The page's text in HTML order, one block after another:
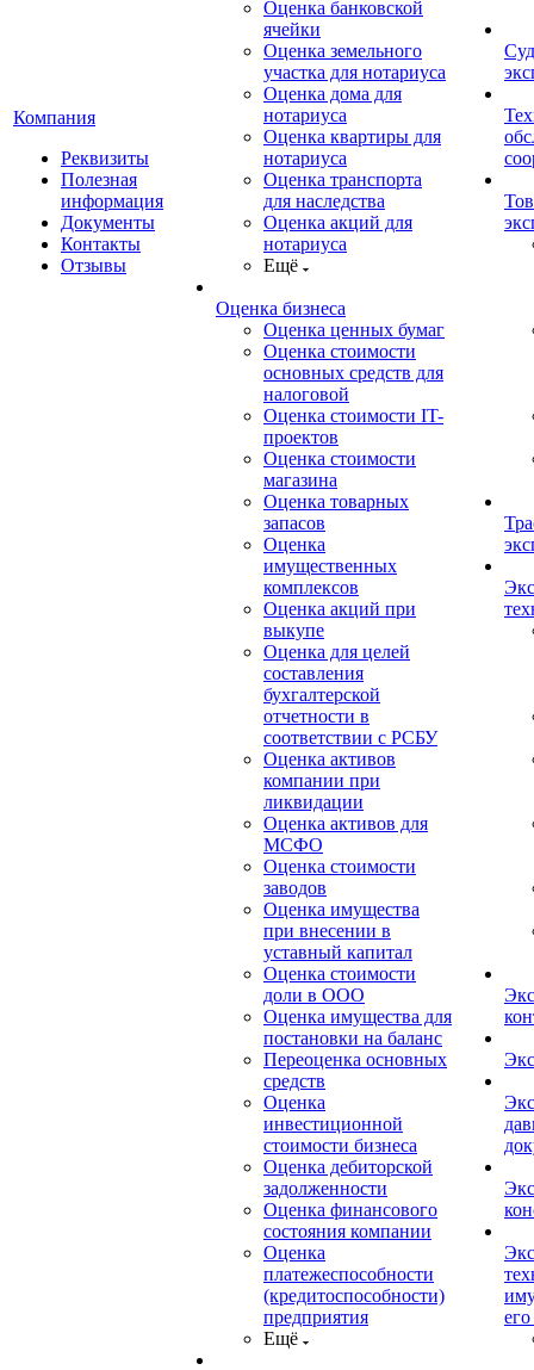
Компания
Реквизиты
Полезная
информация
Документы
Контакты
Отзывы
Оценка банковской
ячейки
Оценка земельного
участка для нотариуса
Оценка дома для
нотариуса
Оценка квартиры для
нотариуса
Оценка транспорта
для наследства
Оценка акций для
нотариуса
Ещё
Оценка бизнеса
Оценка ценных бумаг
Оценка стоимости
основных средств для
налоговой
Оценка стоимости IT-
проектов
Оценка стоимости
магазина
Оценка товарных
запасов
Оценка
имущественных
комплексов
Оценка акций при
выкупе
Оценка для целей
составления
бухгалтерской
отчетности в
соответствии с РСБУ
Оценка активов
компании при
ликвидации
Оценка активов для
МСФО
Оценка стоимости
заводов
Оценка имущества
при внесении в
уставный капитал
Оценка стоимости
доли в ООО
Оценка имущества для
постановки на баланс
Переоценка основных
средств
Оценка
инвестиционной
стоимости бизнеса
Оценка дебиторской
задолженности
Оценка финансового
состояния компании
Оценка
платежеспособности
(кредитоспособности)
предприятия
Ещё